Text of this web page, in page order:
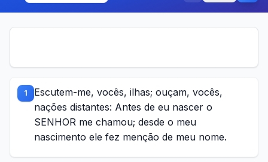
1
Escutem-me, vocês, ilhas; ouçam, vocês,
nações distantes: Antes de eu nascer o
SENHOR me chamou; desde o meu
nascimento ele fez menção de meu nome.